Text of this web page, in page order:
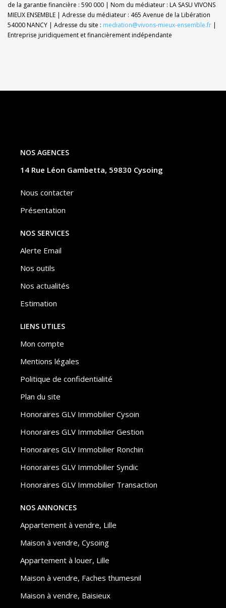
de la garantie financière : 590 000 | Nom du médiateur : LA SASU VIVONS
MIEUX ENSEMBLE | Adresse du médiateur : 465 Avenue de la Libération
54000 NANCY | Adresse du site : mediation@vivons-mieux-ensemble.fr |
Entreprise juridiquement et financièrement indépendante
NOS AGENCES
14 Rue Léon Gambetta, 59830 Cysoing
Nous contacter
Présentation
NOS SERVICES
Alerte Email
Nos outils
Nos actualités
Estimation
LIENS UTILES
Mon compte
Mentions légales
Politique de confidentialité
Plan du site
Honoraires GLV Immobilier Cysoin
Honoraires GLV Immobilier Gestion
Honoraires GLV Immobilier Ronchin
Honoraires GLV Immobilier Syndic
Honoraires GLV Immobilier Transaction
NOS ANNONCES
Appartement à vendre, Lille
Maison à vendre, Cysoing
Appartement à louer, Lille
Maison à vendre, Faches thumesnil
Maison à vendre, Baisieux